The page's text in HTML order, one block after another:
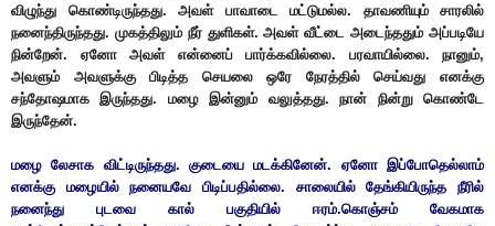
விழுந்து கொண்டிருந்தது. அவள் பாவாடை மட்டுமல்ல. தாவணியும் சாரலில்
நனைந்திருந்தது. முகத்திலும் நீர் துளிகள். அவள் வீட்டை அடைந்ததும் அப்படியே
நின்றேன். ஏனோ அவள் என்னைப் பார்க்கவில்லை. பரவாயில்லை. நானும்,
அவளும் அவளுக்கு பிடித்த செயலை ஒரே நேரத்தில் செய்வது எனக்கு
சந்தோஷமாக இருந்தது. மழை இன்னும் வலுத்தது. நான் நின்று கொண்டே
இருந்தேன்.
மழை லேசாக விட்டிருந்தது. குடையை மடக்கினேன். ஏனோ இப்போதெல்லாம்
எனக்கு மழையில் நனையவே பிடிப்பதில்லை. சாலையில் தேங்கியிருந்த நீரில்
நனைந்து புடவை கால் பகுதியில் ஈரம்.கொஞ்சம் வேகமாக